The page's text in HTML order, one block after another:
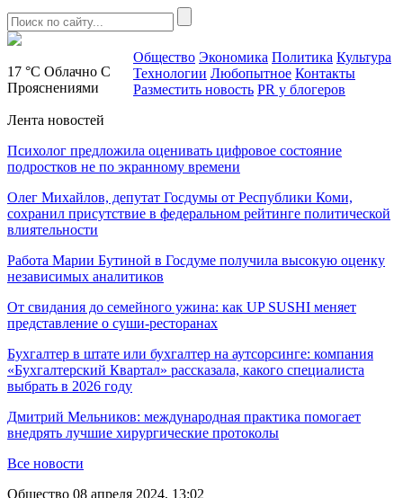
17 °C Облачно С
Прояснениями
Общество Экономика Политика Культура
Технологии Любопытное Контакты
Разместить новость PR у блогеров
Лента новостей
Психолог предложила оценивать цифровое состояние
подростков не по экранному времени
Олег Михайлов, депутат Госдумы от Республики Коми,
сохранил присутствие в федеральном рейтинге политической
влиятельности
Работа Марии Бутиной в Госдуме получила высокую оценку
независимых аналитиков
От свидания до семейного ужина: как UP SUSHI меняет
представление о суши-ресторанах
Бухгалтер в штате или бухгалтер на аутсорсинге: компания
«Бухгалтерский Квартал» рассказала, какого специалиста
выбрать в 2026 году
Дмитрий Мельников: международная практика помогает
внедрять лучшие хирургические протоколы
Все новости
Общество 08 апреля 2024, 13:02